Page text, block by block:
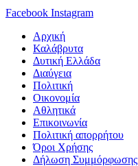
Facebook Instagram
Αρχική
Καλάβρυτα
Δυτική Ελλάδα
Διαύγεια
Πολιτική
Οικονομία
Αθλητικά
Επικοινωνία
Πολιτική απορρήτου
Όροι Χρήσης
Δήλωση Συμμόρφωσης